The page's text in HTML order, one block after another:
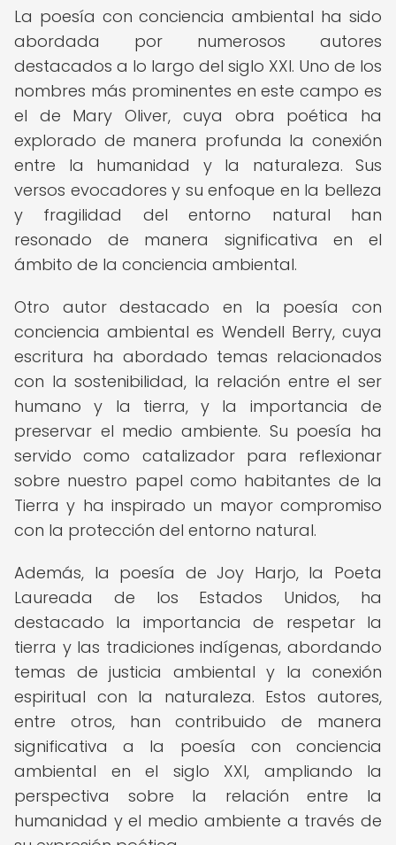
La poesía con conciencia ambiental ha sido
abordada por numerosos autores
destacados a lo largo del siglo XXI. Uno de los
nombres más prominentes en este campo es
el de Mary Oliver, cuya obra poética ha
explorado de manera profunda la conexión
entre la humanidad y la naturaleza. Sus
versos evocadores y su enfoque en la belleza
y fragilidad del entorno natural han
resonado de manera significativa en el
ámbito de la conciencia ambiental.
Otro autor destacado en la poesía con
conciencia ambiental es Wendell Berry, cuya
escritura ha abordado temas relacionados
con la sostenibilidad, la relación entre el ser
humano y la tierra, y la importancia de
preservar el medio ambiente. Su poesía ha
servido como catalizador para reflexionar
sobre nuestro papel como habitantes de la
Tierra y ha inspirado un mayor compromiso
con la protección del entorno natural.
Además, la poesía de Joy Harjo, la Poeta
Laureada de los Estados Unidos, ha
destacado la importancia de respetar la
tierra y las tradiciones indígenas, abordando
temas de justicia ambiental y la conexión
espiritual con la naturaleza. Estos autores,
entre otros, han contribuido de manera
significativa a la poesía con conciencia
ambiental en el siglo XXI, ampliando la
perspectiva sobre la relación entre la
humanidad y el medio ambiente a través de